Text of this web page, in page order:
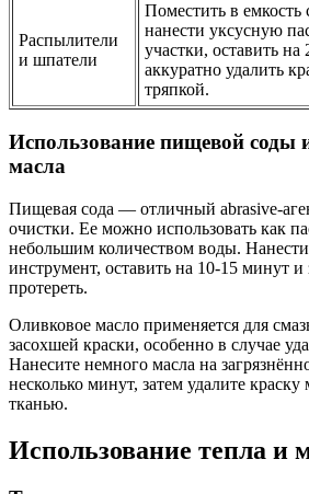
Распылители
и шпатели
Поместить в емкость
нанести уксусную
участки, оставить на
аккуратно удалить
тряпкой.
Использование пищевой соды
масла
Пищевая сода — отличный abrasive-
очистки. Ее можно использовать как
небольшим количеством воды.
инструмент, оставить на 10-15 минут и
протереть.
Оливковое масло применяется для
засохшей краски, особенно в случае
Нанесите немного масла на
несколько минут, затем удалите
тканью.
Использование тепла и